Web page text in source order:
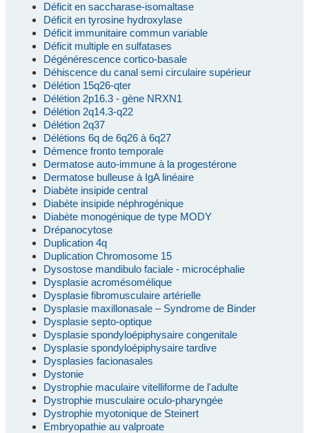
Déficit en saccharase-isomaltase
Déficit en tyrosine hydroxylase
Déficit immunitaire commun variable
Déficit multiple en sulfatases
Dégénérescence cortico-basale
Déhiscence du canal semi circulaire supérieur
Délétion 15q26-qter
Délétion 2p16.3 - gène NRXN1
Délétion 2q14.3-q22
Délétion 2q37
Délétions 6q de 6q26 à 6q27
Démence fronto temporale
Dermatose auto-immune à la progestérone
Dermatose bulleuse à IgA linéaire
Diabète insipide central
Diabète insipide néphrogénique
Diabète monogénique de type MODY
Drépanocytose
Duplication 4q
Duplication Chromosome 15
Dysostose mandibulo faciale - microcéphalie
Dysplasie acromésomélique
Dysplasie fibromusculaire artérielle
Dysplasie maxillonasale – Syndrome de Binder
Dysplasie septo-optique
Dysplasie spondyloépiphysaire congenitale
Dysplasie spondyloépiphysaire tardive
Dysplasies facionasales
Dystonie
Dystrophie maculaire vitelliforme de l'adulte
Dystrophie musculaire oculo-pharyngée
Dystrophie myotonique de Steinert
Embryopathie au valproate